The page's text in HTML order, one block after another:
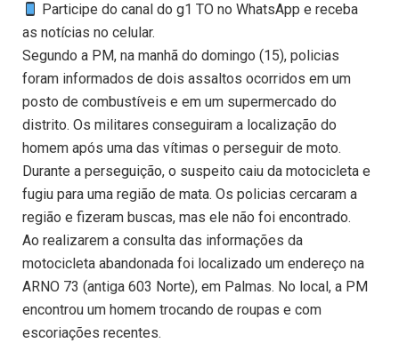
Participe do canal do g1 TO no WhatsApp e receba
as notícias no celular.
Segundo a PM, na manhã do domingo (15), policias
foram informados de dois assaltos ocorridos em um
posto de combustíveis e em um supermercado do
distrito. Os militares conseguiram a localização do
homem após uma das vítimas o perseguir de moto.
Durante a perseguição, o suspeito caiu da motocicleta e
fugiu para uma região de mata. Os policias cercaram a
região e fizeram buscas, mas ele não foi encontrado.
Ao realizarem a consulta das informações da
motocicleta abandonada foi localizado um endereço na
ARNO 73 (antiga 603 Norte), em Palmas. No local, a PM
encontrou um homem trocando de roupas e com
escoriações recentes.